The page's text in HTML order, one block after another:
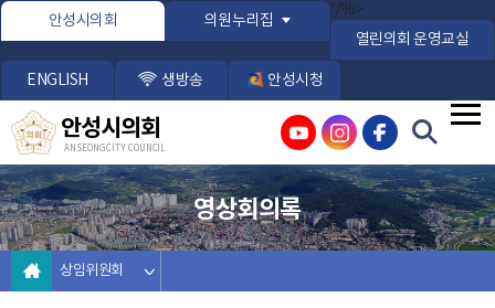
본문바로가기
안성시의회 의원누리집
*/%>
열린의회 운영교실
ENGLISH 생방송 안성시청
안성시의회
ANSEONG CITY COUNCIL
영상회의록
상임위원회